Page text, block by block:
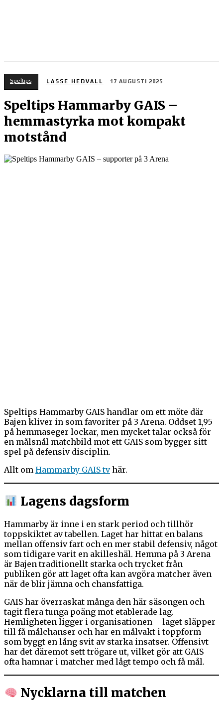
Speltips LASSE HEDVALL 17 AUGUSTI 2025
Speltips Hammarby GAIS –
hemmastyrka mot kompakt
motstånd
Speltips Hammarby GAIS handlar om ett möte där
Bajen kliver in som favoriter på 3 Arena. Oddset 1,95
på hemmaseger lockar, men mycket talar också för
en målsnål matchbild mot ett GAIS som bygger sitt
spel på defensiv disciplin.
Allt om Hammarby GAIS tvhär.
Lagens dagsform
Hammarby är inne i en stark period och tillhör
toppskiktet av tabellen. Laget har hittat en balans
mellan offensiv fart och en mer stabil defensiv, något
som tidigare varit en akilleshäl. Hemma på 3 Arena
är Bajen traditionellt starka och trycket från
publiken gör att laget ofta kan avgöra matcher även
när de blir jämna och chansfattiga.
GAIS har överraskat många den här säsongen och
tagit flera tunga poäng mot etablerade lag.
Hemligheten ligger i organisationen – laget släpper
till få målchanser och har en målvakt i toppform
som byggt en lång svit av starka insatser. Offensivt
har det däremot sett trögare ut, vilket gör att GAIS
ofta hamnar i matcher med lågt tempo och få mål.
Nycklarna till matchen